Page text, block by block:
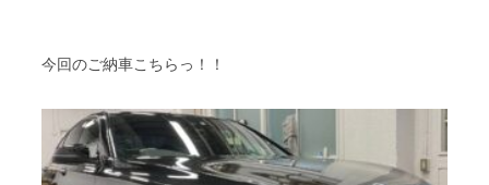
今回のご納車こちらっ！！